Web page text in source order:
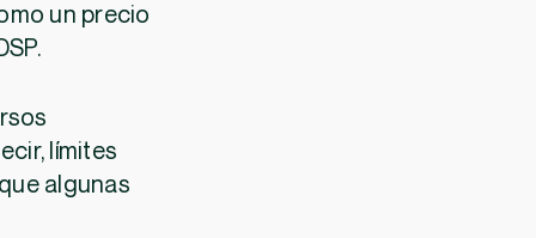
un precio
límites
algunas